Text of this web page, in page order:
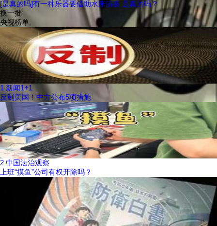
[是真的吗]有一种乐器要借助水来演奏 是真的吗？
换一批
央视榜单
1 新闻1+1
反制美国！中方公布5项措施
2 中国法治观察
上班“摸鱼”公司有权开除吗？